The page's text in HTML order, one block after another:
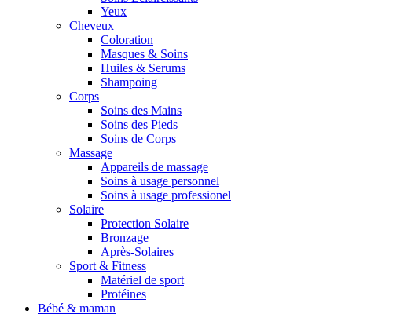
Yeux
Cheveux
Coloration
Masques & Soins
Huiles & Serums
Shampoing
Corps
Soins des Mains
Soins des Pieds
Soins de Corps
Massage
Appareils de massage
Soins à usage personnel
Soins à usage professionel
Solaire
Protection Solaire
Bronzage
Après-Solaires
Sport & Fitness
Matériel de sport
Protéines
Bébé & maman